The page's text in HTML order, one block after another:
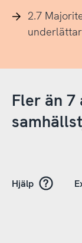
2.7
underlättar
Fler än 7
Hjälp